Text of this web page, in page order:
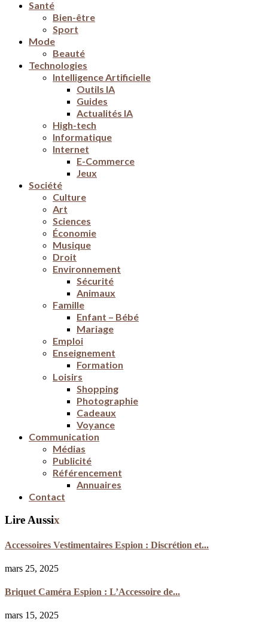
Santé
Bien-être
Sport
Mode
Beauté
Technologies
Intelligence Artificielle
Outils IA
Guides
Actualités IA
High-tech
Informatique
Internet
E-Commerce
Jeux
Société
Culture
Art
Sciences
Économie
Musique
Droit
Environnement
Sécurité
Animaux
Famille
Enfant – Bébé
Mariage
Emploi
Enseignement
Formation
Loisirs
Shopping
Photographie
Cadeaux
Voyance
Communication
Médias
Publicité
Référencement
Annuaires
Contact
Lire Aussix
Accessoires Vestimentaires Espion : Discrétion et...
mars 25, 2025
Briquet Caméra Espion : L’Accessoire de...
mars 15, 2025